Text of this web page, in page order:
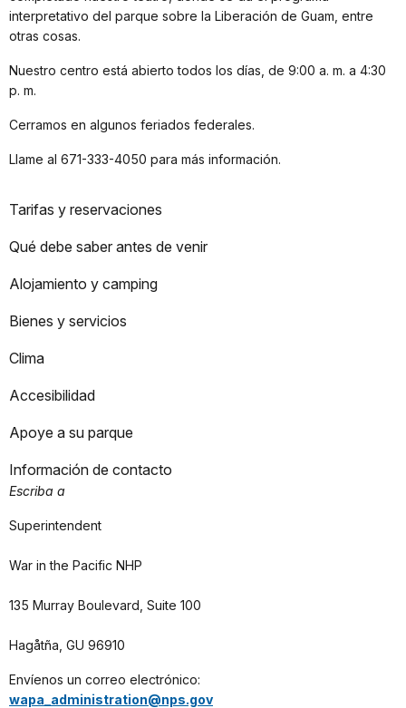
interpretativo del parque sobre la Liberación de Guam, entre
otras cosas.
Nuestro centro está abierto todos los días, de 9:00 a. m. a 4:30
p. m.
Cerramos en algunos feriados federales.
Llame al 671-333-4050 para más información.
Tarifas y reservaciones
Qué debe saber antes de venir
Alojamiento y camping
Bienes y servicios
Clima
Accesibilidad
Apoye a su parque
Información de contacto
Escriba a
Superintendent
War in the Pacific NHP
135 Murray Boulevard, Suite 100
Hagåtña, GU 96910
Envíenos un correo electrónico:
wapa_administration@nps.gov